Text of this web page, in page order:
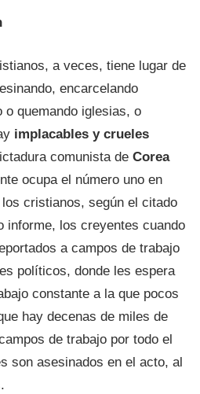
a veces, tiene lugar de
encarcelando
o quemando iglesias, o
implacables y crueles
comunista de Corea
ocupa el número uno en
cristianos, según el citado
informe, los creyentes cuando
a campos de trabajo
políticos, donde les espera
constante a la que pocos
hay decenas de miles de
de trabajo por todo el
son asesinados en el acto, al